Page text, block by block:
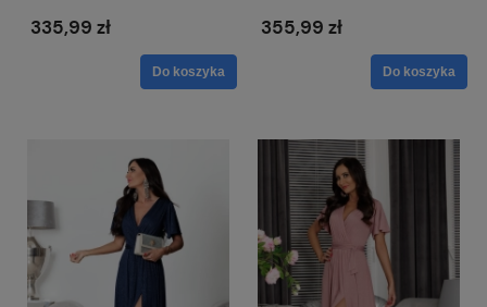
ramionami - Salma
335,99 zł
Do koszyka
ramionami - Salma
355,99 zł
Do koszyka